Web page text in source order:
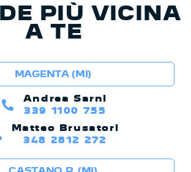
PIÙ VICINA
A TE
MAGENTA (MI)
Andrea Sarni
339 1100 755
Matteo Brusatori
348 2812 272